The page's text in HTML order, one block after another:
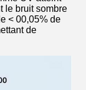
le bruit sombre
< 00,05% de
de